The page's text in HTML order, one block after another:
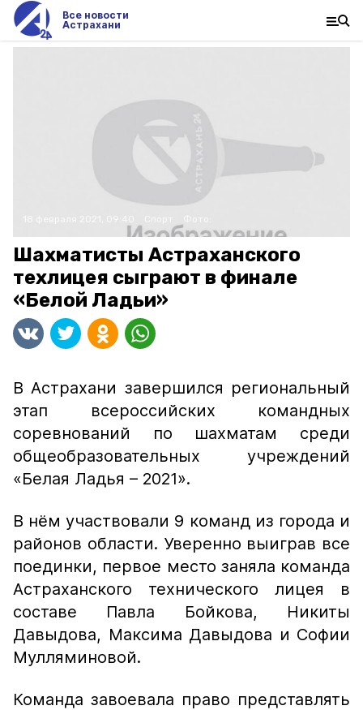
Все новости
Астрахани
Шахматисты Астраханского
техлицея сыграют в финале
«Белой Ладьи»
В Астрахани завершился региональный
этап всероссийских командных
соревнований по шахматам среди
общеобразовательных учреждений
«Белая Ладья – 2021».
В нём участвовали 9 команд из города и
районов области. Уверенно выиграв все
поединки, первое место заняла команда
Астраханского технического лицея в
составе Павла Бойкова, Никиты
Давыдова, Максима Давыдова и Софии
Мулляминовой.
Команда завоевала право представлять